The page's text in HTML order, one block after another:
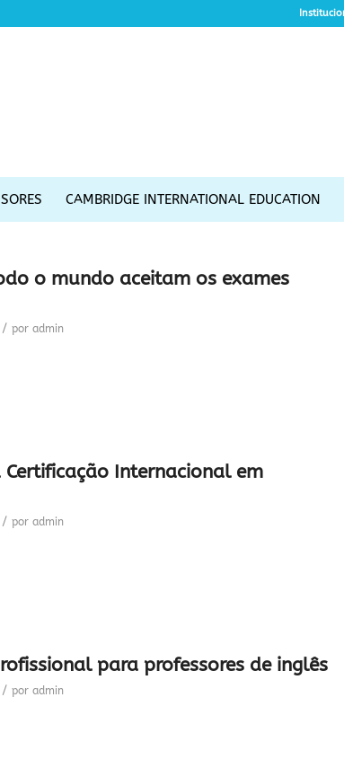
CAMBRIDGE INTERNATIONAL EDUCATION
o mundo aceitam os exames
/ por admin
Internacional em
/ por admin
para professores de inglês
/ por admin